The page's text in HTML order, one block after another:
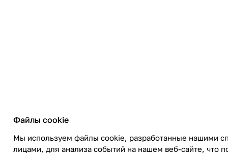
Файлы cookie
Мы используем файлы cookie, разработанные нашими
лицами, для анализа событий на нашем веб-сайте, что